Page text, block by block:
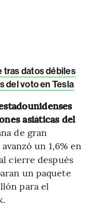
tras datos débiles
del voto en Tesla
asiáticas del
de gran
avanzó un 1,6% en
cierre después
un paquete
para el